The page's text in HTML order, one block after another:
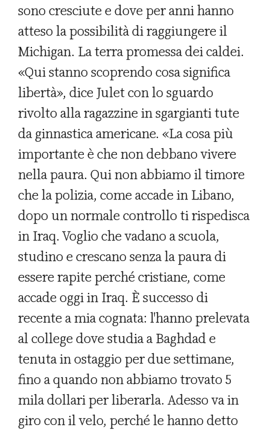
sono cresciute e dove per anni hanno
atteso la possibilità di raggiungere il
Michigan. La terra promessa dei caldei.
«Qui stanno scoprendo cosa significa
libertà», dice Julet con lo sguardo
rivolto alla ragazzine in sgargianti tute
da ginnastica americane. «La cosa più
importante è che non debbano vivere
nella paura. Qui non abbiamo il timore
che la polizia, come accade in Libano,
dopo un normale controllo ti rispedisca
in Iraq. Voglio che vadano a scuola,
studino e crescano senza la paura di
essere rapite perché cristiane, come
accade oggi in Iraq. È successo di
recente a mia cognata: l'hanno prelevata
al college dove studia a Baghdad e
tenuta in ostaggio per due settimane,
fino a quando non abbiamo trovato 5
mila dollari per liberarla. Adesso va in
giro con il velo, perché le hanno detto